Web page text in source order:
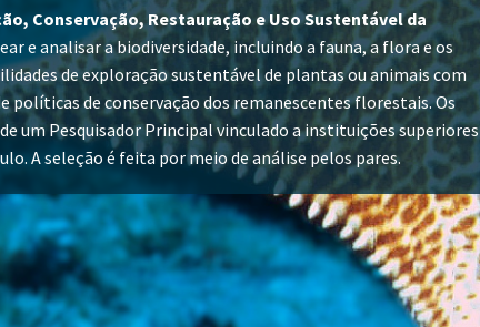
Conservação, Restauração e Uso Sustentável da
e analisar a biodiversidade, incluindo a fauna, a flora e os
de exploração sustentável de plantas ou animais com
de conservação dos remanescentes florestais. Os
um Pesquisador Principal vinculado a instituições superiores
A seleção é feita por meio de análise pelos pares.